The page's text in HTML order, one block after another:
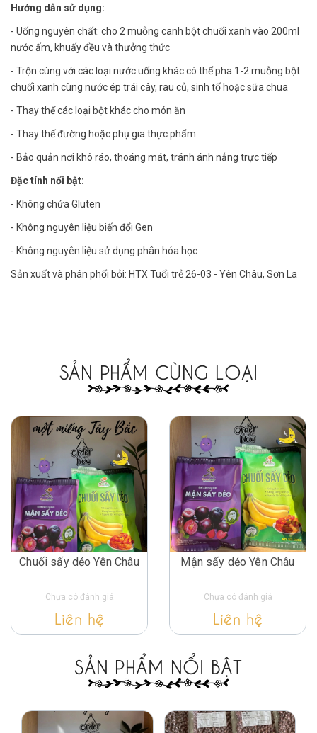
Hướng dẫn sử dụng:
- Uống nguyên chất: cho 2 muỗng canh bột chuối xanh vào 200ml
nước ấm, khuấy đều và thưởng thức
- Trộn cùng với các loại nước uống khác có thể pha 1-2 muỗng bột
chuối xanh cùng nước ép trái cây, rau củ, sinh tố hoặc sữa chua
- Thay thế các loại bột khác cho món ăn
- Thay thế đường hoặc phụ gia thực phẩm
- Bảo quản nơi khô ráo, thoáng mát, tránh ánh nắng trực tiếp
Đặc tính nổi bật:
- Không chứa Gluten
- Không nguyên liệu biến đổi Gen
- Không nguyên liệu sử dụng phân hóa học
Sản xuất và phân phối bởi: HTX Tuổi trẻ 26-03 - Yên Châu, Sơn La
SẢN PHẨM CÙNG LOẠI
Chuối sấy dẻo Yên Châu
Chưa có đánh giá
Liên hệ
Mận sấy dẻo Yên Châu
Chưa có đánh giá
Liên hệ
SẢN PHẨM NỔI BẬT